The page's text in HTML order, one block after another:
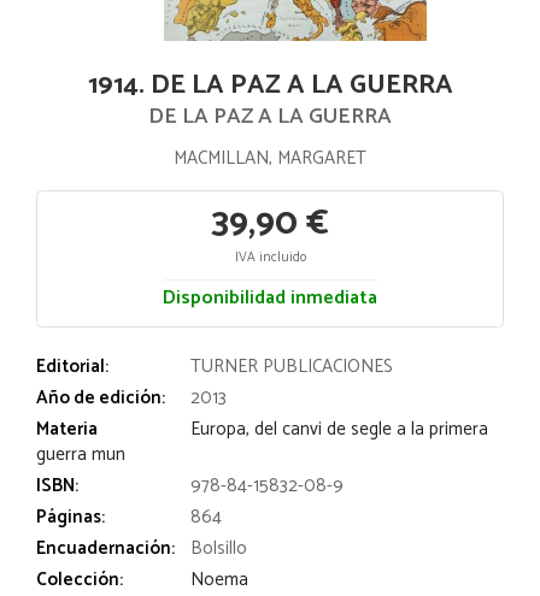
1914. DE LA PAZ A LA GUERRA
DE LA PAZ A LA GUERRA
MACMILLAN, MARGARET
39,90 €
IVA incluido
Disponibilidad inmediata
Editorial:
TURNER PUBLICACIONES
Año de edición:
2013
Materia
Europa, del canvi de segle a la primera
guerra mun
ISBN:
978-84-15832-08-9
Páginas:
864
Encuadernación: Bolsillo
Colección:
Noema